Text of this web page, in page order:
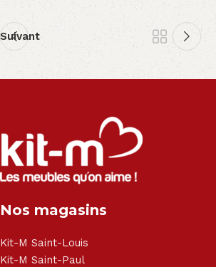
Suivant
Nos magasins
Kit-M Saint-Louis
Kit-M Saint-Paul